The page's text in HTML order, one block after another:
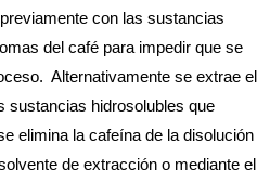
con las sustancias
del café para impedir que se
Alternativamente se extrae el
sustancias hidrosolubles que
elimina la cafeína de la disolución
de extracción o mediante el